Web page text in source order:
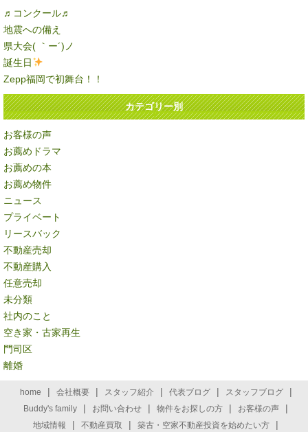
♬コンクール♬
地震への備え
県大会( ｀ー´)ノ
誕生日
Zepp福岡で初舞台！！
カテゴリー別
お客様の声
お薦めドラマ
お薦めの本
お薦め物件
ニュース
プライベート
リースバック
不動産売却
不動産購入
任意売却
未分類
社内のこと
空き家・古家再生
門司区
離婚
home | 会社概要 | スタッフ紹介 | 代表ブログ | スタッフブログ |
Buddy's family | お問い合わせ | 物件をお探しの方 | お客様の声 |
地域情報 | 不動産買取 | 築古・空家不動産投資を始めたい方 |